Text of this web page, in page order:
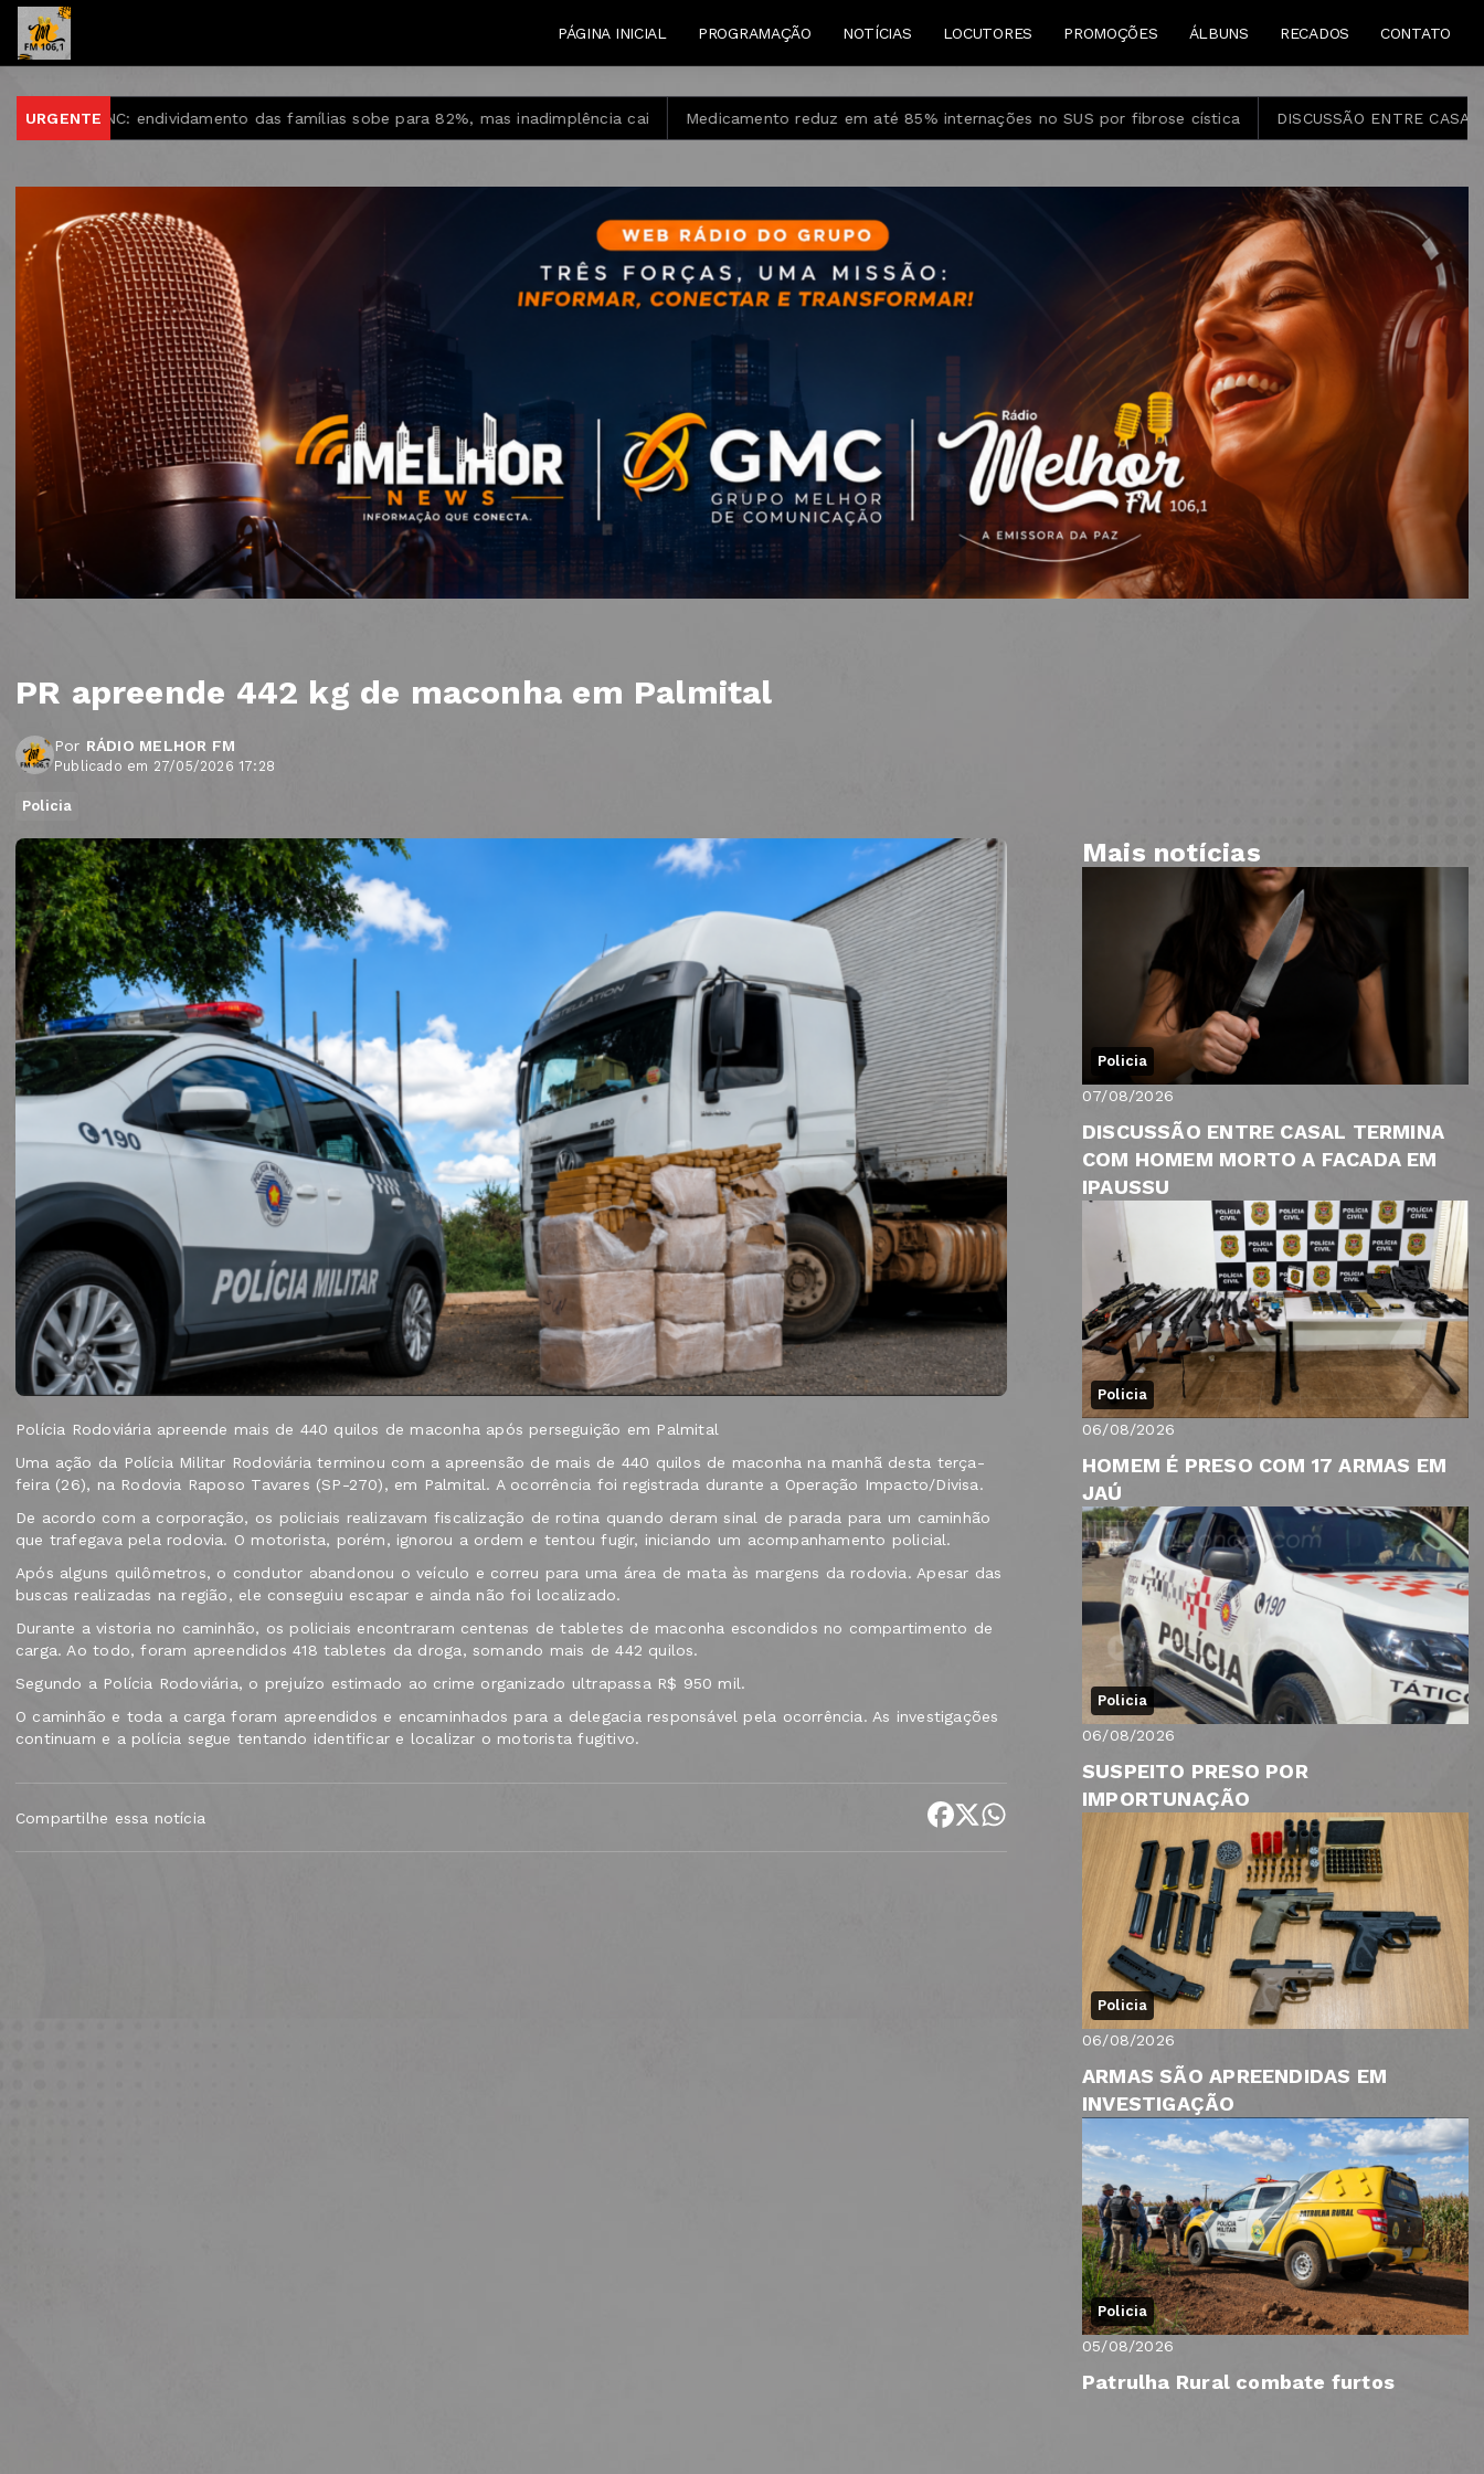
PÁGINA INICIAL PROGRAMAÇÃO NOTÍCIAS LOCUTORES PROMOÇÕES ÁLBUNS RECADOS CONTATO
URGENTEdas famílias sobe para 82%, mas inadimplência cai Medicamento reduz em até 85% internações no SUS por fibrose cística DISCUSSÃO ENTRE CASAL TERMINA COM
PR apreende 442 kg de maconha em Palmital
Por RÁDIO MELHOR FM
Publicado em 27/05/2026 17:28
Policia
Polícia Rodoviária apreende mais de 440 quilos de maconha após perseguição em Palmital
Uma ação da Polícia Militar Rodoviária terminou com a apreensão de mais de 440 quilos de maconha na manhã desta terça-
feira (26), na Rodovia Raposo Tavares (SP-270), em Palmital. A ocorrência foi registrada durante a Operação Impacto/Divisa.
De acordo com a corporação, os policiais realizavam fiscalização de rotina quando deram sinal de parada para um caminhão
que trafegava pela rodovia. O motorista, porém, ignorou a ordem e tentou fugir, iniciando um acompanhamento policial.
Após alguns quilômetros, o condutor abandonou o veículo e correu para uma área de mata às margens da rodovia. Apesar das
buscas realizadas na região, ele conseguiu escapar e ainda não foi localizado.
Durante a vistoria no caminhão, os policiais encontraram centenas de tabletes de maconha escondidos no compartimento de
carga. Ao todo, foram apreendidos 418 tabletes da droga, somando mais de 442 quilos.
Segundo a Polícia Rodoviária, o prejuízo estimado ao crime organizado ultrapassa R$ 950 mil.
O caminhão e toda a carga foram apreendidos e encaminhados para a delegacia responsável pela ocorrência. As investigações
continuam e a polícia segue tentando identificar e localizar o motorista fugitivo.
Compartilhe essa notícia
Mais notícias
Policia
07/08/2026
DISCUSSÃO ENTRE CASAL TERMINA
COM HOMEM MORTO A FACADA EM
IPAUSSU
Policia
06/08/2026
HOMEM É PRESO COM 17 ARMAS EM
JAÚ
Policia
06/08/2026
SUSPEITO PRESO POR
IMPORTUNAÇÃO
Policia
06/08/2026
ARMAS SÃO APREENDIDAS EM
INVESTIGAÇÃO
Policia
05/08/2026
Patrulha Rural combate furtos